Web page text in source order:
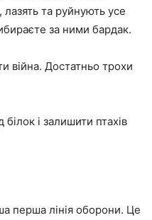
та руйнують усе
за ними бардак.
війна. Достатньо трохи
і залишити птахів
перша лінія оборони. Це